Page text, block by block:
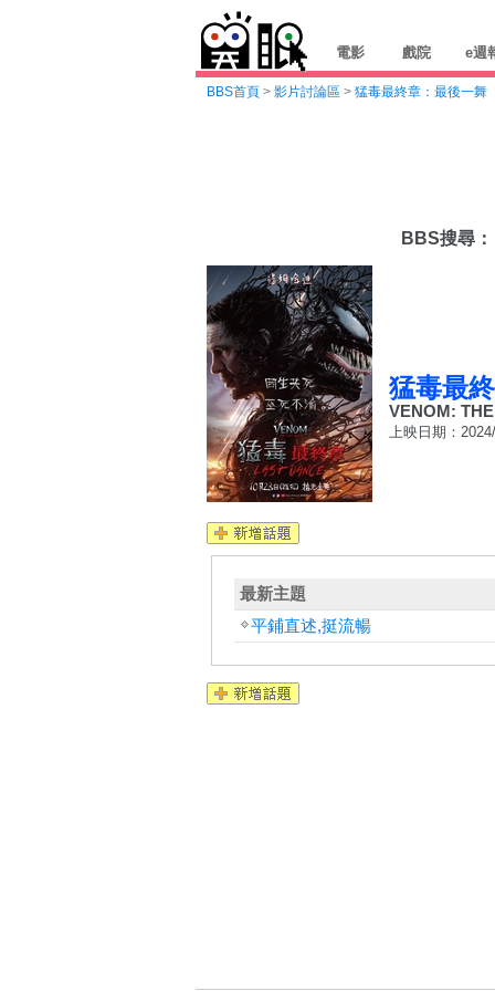
電影 戲院 e週
BBS首頁 > 影片討論區 > 猛毒最終章：最後一舞
BBS搜尋：
猛毒最
VENOM:
上映日期：
最新主題
平鋪直述,挺流暢